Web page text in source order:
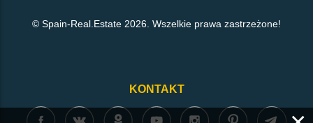
© Spain-Real.Estate 2026. Wszelkie prawa zastrzeżone!
KONTAKT